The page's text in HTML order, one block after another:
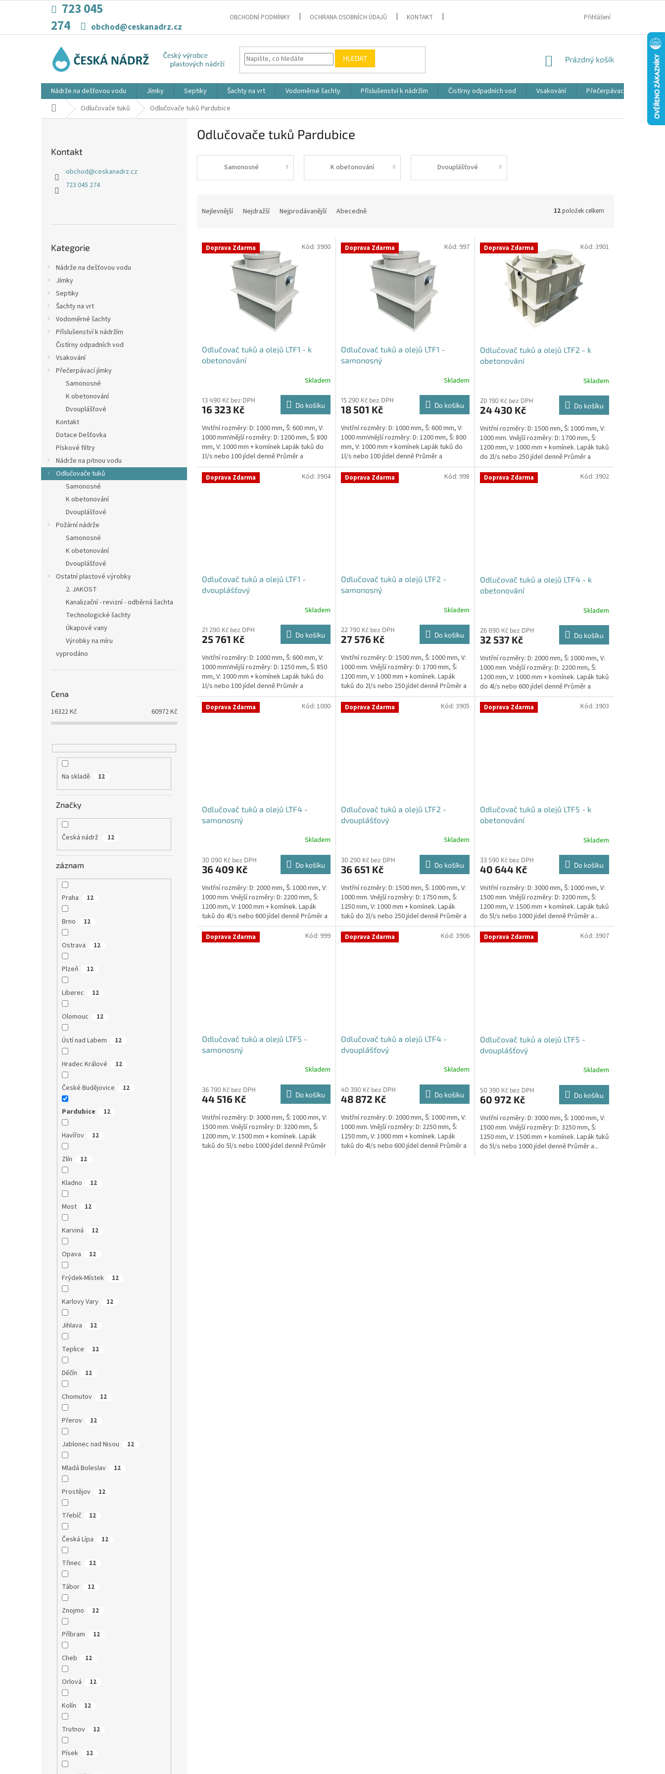
723 045
274
obchod@ceskanadrz.cz
OBCHODNÍ PODMÍNKY OCHRANA OSOBNÍCH ÚDAJŮ KONTAKT Přihlášení
HLEDAT
NÁKUPNÍ
Prázdný košík
Nádrže na dešťovou vodu Jímky Septiky Šachty na vrt Vodoměrné šachty Příslušenství k nádržím Čistírny odpadních vod Vsakování Přečerpávací jímky
Domů Odlučovače tuků Odlučovače tuků Pardubice
Kontakt
obchod@ceskanadrz.cz
723 045 274
kategorie
Kategorie
Nádrže na dešťovou vodu
Jímky
Septiky
Šachty na vrt
Vodoměrné šachty
Příslušenství k nádržím
Čistírny odpadních vod
Vsakování
Přečerpávací jímky
Samonosné
K obetonování
Dvouplášťové
Kontakt
Dotace Dešťovka
Pískové filtry
Nádrže na pitnou vodu
Odlučovače tuků
Samonosné
K obetonování
Dvouplášťové
Požární nádrže
Samonosné
K obetonování
Dvouplášťové
Ostatní plastové výrobky
2. JAKOST
Kanalizační - revizní - odběrná šachta
Technologické šachty
Úkapové vany
Výrobky na míru
vyprodáno
Cena
16322Kč 60972Kč
Na skladě 12
Značky
Česká nádrž 12
záznam
Praha 12
Brno 12
Ostrava 12
Plzeň 12
Liberec 12
Olomouc 12
Ústí nad Labem 12
Hradec Králové 12
České Budějovice 12
Pardubice 12
Havířov 12
Zlín 12
Kladno 12
Most 12
Karviná 12
Opava 12
Frýdek-Místek 12
Karlovy Vary 12
Jihlava 12
Teplice 12
Děčín 12
Chomutov 12
Přerov 12
Jablonec nad Nisou 12
Mladá Boleslav 12
Prostějov 12
Třebíč 12
Česká Lípa 12
Třinec 12
Tábor 12
Znojmo 12
Příbram 12
Cheb 12
Orlová 12
Kolín 12
Trutnov 12
Písek 12
Odlučovače tuků Pardubice
Samonosné K obetonování Dvouplášťové
n
Nejlevnější Nejdražší Nejprodávanější Abecedně 12položek celkem
V Doprava Zdarma
Odlučovač tuků a olejů LTF1 - k
obetonování
Skladem
13 490 Kč bez DPH
16 323 Kč Do košíku
Vnitřní rozměry: D: 1000 mm, Š: 600 mm, V:
1000 mmVnější rozměry: D: 1200 mm, Š: 800
mm, V: 1000 mm + komínek Lapák tuků do
1l/s nebo 100 jídel denně Průměr a
umístění...
Kód: 3900 Doprava Zdarma
Odlučovač tuků a olejů LTF1 -
samonosný
produktu
je
z
5
hvězdiček.
Skladem
15 290 Kč bez DPH
18 501 Kč Do košíku
Vnitřní rozměry: D: 1000 mm, Š: 600 mm, V:
1000 mmVnější rozměry: D: 1200 mm, Š: 800
mm, V: 1000 mm + komínek Lapák tuků do
1l/s nebo 100 jídel denně Průměr a
umístění...
Kód: 997 Doprava Zdarma
Odlučovač tuků a olejů LTF2 - k
obetonování
Skladem
20 190 Kč bez DPH
24 430 Kč Do košíku
Vnitřní rozměry: D: 1500 mm, Š: 1000 mm, V:
1000 mm. Vnější rozměry: D: 1700 mm, Š:
1200 mm, V: 1000 mm + komínek. Lapák tuků
do 2l/s nebo 250 jídel denně Průměr a
umístění...
Kód: 3901
Doprava Zdarma
Odlučovač tuků a olejů LTF1 -
dvouplášťový
Skladem
21 290 Kč bez DPH
25 761 Kč Do košíku
Vnitřní rozměry: D: 1000 mm, Š: 600 mm, V:
1000 mmVnější rozměry: D: 1250 mm, Š: 850
mm, V: 1000 mm + komínek Lapák tuků do
1l/s nebo 100 jídel denně Průměr a
umístění...
Kód: 3904 Doprava Zdarma
Odlučovač tuků a olejů LTF2 -
samonosný
produktu
je
z
5
hvězdiček.
Skladem
22 790 Kč bez DPH
27 576 Kč Do košíku
Vnitřní rozměry: D: 1500 mm, Š: 1000 mm, V:
1000 mm. Vnější rozměry: D: 1700 mm, Š:
1200 mm, V: 1000 mm + komínek. Lapák
tuků do 2l/s nebo 250 jídel denně Průměr a
umístění...
Kód: 998 Doprava Zdarma
Odlučovač tuků a olejů LTF4 - k
obetonování
Skladem
26 890 Kč bez DPH
32 537 Kč Do košíku
Vnitřní rozměry: D: 2000 mm, Š: 1000 mm, V:
1000 mm. Vnější rozměry: D: 2200 mm, Š:
1200 mm, V: 1000 mm + komínek. Lapák tuků
do 4l/s nebo 600 jídel denně Průměr a
umístění...
Kód: 3902
Doprava Zdarma
Odlučovač tuků a olejů LTF4 -
samonosný
Skladem
30 090 Kč bez DPH
36 409 Kč Do košíku
Vnitřní rozměry: D: 2000 mm, Š: 1000 mm, V:
1000 mm. Vnější rozměry: D: 2200 mm, Š:
1200 mm, V: 1000 mm + komínek. Lapák
tuků do 4l/s nebo 600 jídel denně Průměr a
umístění...
Kód: 1000 Doprava Zdarma
Odlučovač tuků a olejů LTF2 -
dvouplášťový
Skladem
30 290 Kč bez DPH
36 651 Kč Do košíku
Vnitřní rozměry: D: 1500 mm, Š: 1000 mm, V:
1000 mm. Vnější rozměry: D: 1750 mm, Š:
1250 mm, V: 1000 mm + komínek. Lapák
tuků do 2l/s nebo 250 jídel denně Průměr a
umístění...
Kód: 3905 Doprava Zdarma
Odlučovač tuků a olejů LTF5 - k
obetonování
Skladem
33 590 Kč bez DPH
40 644 Kč Do košíku
Vnitřní rozměry: D: 3000 mm, Š: 1000 mm, V:
1500 mm. Vnější rozměry: D: 3200 mm, Š:
1200 mm, V: 1500 mm + komínek. Lapák tuků
do 5l/s nebo 1000 jídel denně Průměr a...
Kód: 3903
Doprava Zdarma
Odlučovač tuků a olejů LTF5 -
samonosný
Skladem
36 790 Kč bez DPH
44 516 Kč Do košíku
Vnitřní rozměry: D: 3000 mm, Š: 1000 mm, V:
1500 mm. Vnější rozměry: D: 3200 mm, Š:
1200 mm, V: 1500 mm + komínek. Lapák
tuků do 5l/s nebo 1000 jídel denně Průměr
Kód: 999 Doprava Zdarma
Odlučovač tuků a olejů LTF4 -
dvouplášťový
Skladem
40 390 Kč bez DPH
48 872 Kč Do košíku
Vnitřní rozměry: D: 2000 mm, Š: 1000 mm, V:
1000 mm. Vnější rozměry: D: 2250 mm, Š:
1250 mm, V: 1000 mm + komínek. Lapák
tuků do 4l/s nebo 600 jídel denně Průměr a
Kód: 3906 Doprava Zdarma
Odlučovač tuků a olejů LTF5 -
dvouplášťový
Skladem
50 390 Kč bez DPH
60 972 Kč Do košíku
Vnitřní rozměry: D: 3000 mm, Š: 1000 mm, V:
1500 mm. Vnější rozměry: D: 3250 mm, Š:
1250 mm, V: 1500 mm + komínek. Lapák tuků
do 5l/s nebo 1000 jídel denně Průměr a...
Kód: 3907